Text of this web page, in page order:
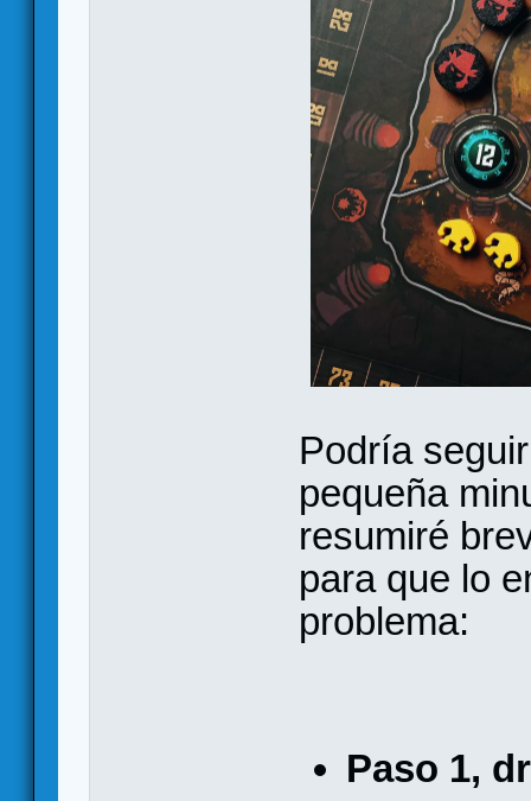
Podría
pequeña
resumiré
para que lo
problema:
Paso 1,